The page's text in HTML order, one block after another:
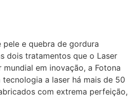
pele e quebra de gordura
dois tratamentos que o Laser
mundial em inovação, a Fotona
a laser há mais de 50
com extrema perfeição,